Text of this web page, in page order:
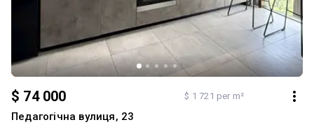
$ 74 000 $ 1 721 per m²
Педагогічна вулиця, 23